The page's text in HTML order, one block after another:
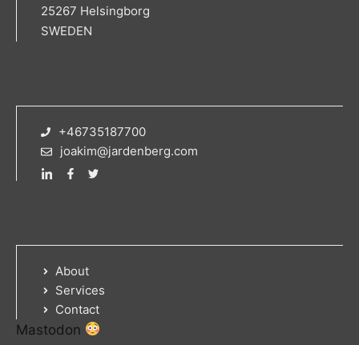
25267 Helsingborg
SWEDEN
+46735187700
joakim@jardenberg.com
About
Services
Contact
Mastodon